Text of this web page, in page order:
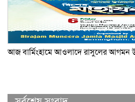
আজ বার্মিংহামে আওলাদে রাসুলের আগমন